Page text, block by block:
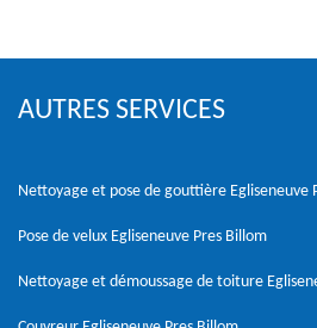
AUTRES SERVICES
Nettoyage et pose de gouttière Egliseneuve
Pose de velux Egliseneuve Pres Billom
Nettoyage et démoussage de toiture